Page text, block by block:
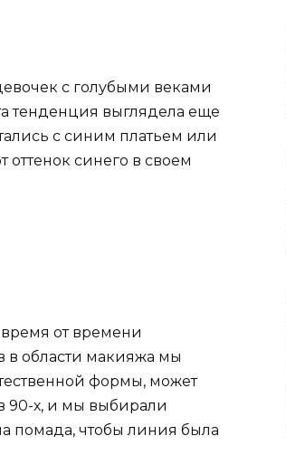
с голубыми веками
тенденция выглядела еще
с синим платьем или
синего в своем
от времени
в области макияжа мы
формы, может
90-х, и мы выбирали
помада, чтобы линия была